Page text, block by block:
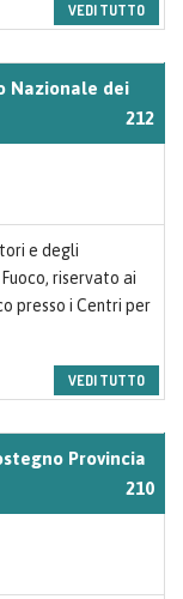
VEDI TUTTO
Nazionale dei
212
e degli
riservato ai
presso i Centri per
VEDI TUTTO
Provincia
210